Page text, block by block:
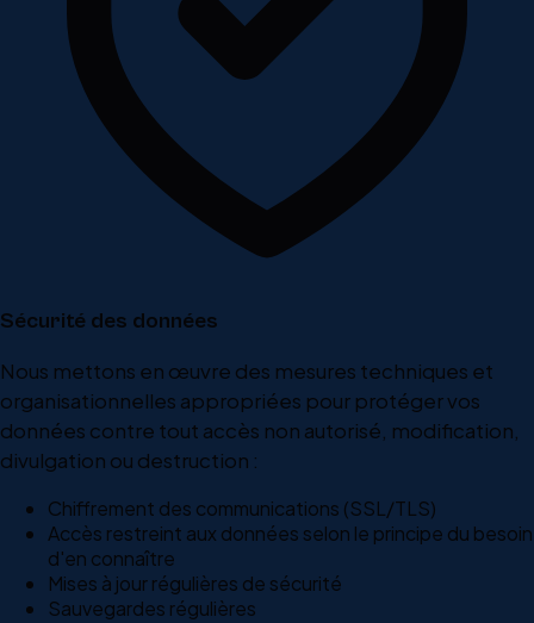
Sécurité des données
Nous mettons en œuvre des mesures techniques et
organisationnelles appropriées pour protéger vos
données contre tout accès non autorisé, modification,
divulgation ou destruction :
Chiffrement des communications (SSL/TLS)
Accès restreint aux données selon le principe du besoin
d'en connaître
Mises à jour régulières de sécurité
Sauvegardes régulières